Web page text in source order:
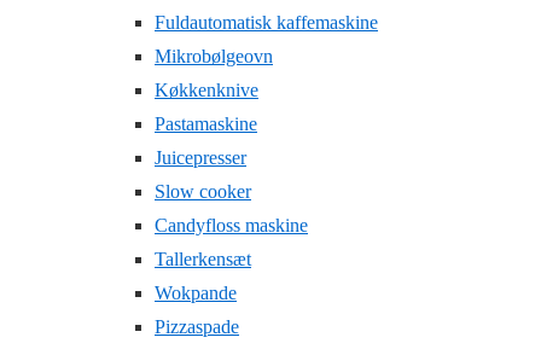
Fuldautomatisk kaffemaskine
Mikrobølgeovn
Køkkenknive
Pastamaskine
Juicepresser
Slow cooker
Candyfloss maskine
Tallerkensæt
Wokpande
Pizzaspade